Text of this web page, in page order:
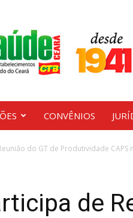
CONVÊNIOS
do GT de Produtividade CAPS
de